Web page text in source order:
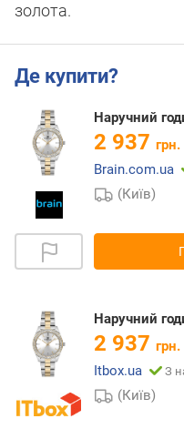
золота.
Де купити?
Наручний
2 937 грн.
Brain.com.ua
(Київ)
Наручний
2 937 грн.
Itbox.ua
З
(Київ)